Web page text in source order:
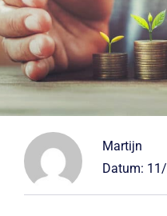
Martijn
Datum: